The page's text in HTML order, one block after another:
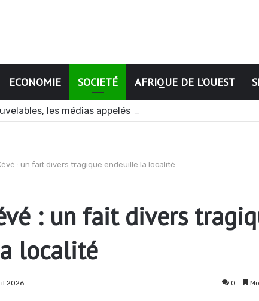
ECONOMIE SOCIETÉ AFRIQUE DE L’OUEST
les médias appelés à devenir des acteurs du
: un fait divers tragique endeuille la localité
: un fait divers
localité
2026 0